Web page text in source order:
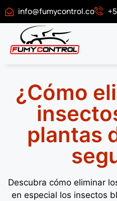
info@fumycontrol.co
¿Cómo
plantas
Descubra cómo eliminar
en especial los insectos